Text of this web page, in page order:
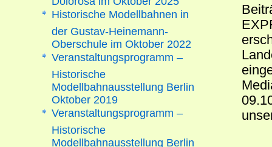
Historische Modellbahnen in
der Gustav-Heinemann-
Oberschule im Oktober 2022
Veranstaltungsprogramm –
Historische
Modellbahnausstellung Berlin
Oktober 2019
Veranstaltungsprogramm –
Historische
Modellbahnausstellung Berlin